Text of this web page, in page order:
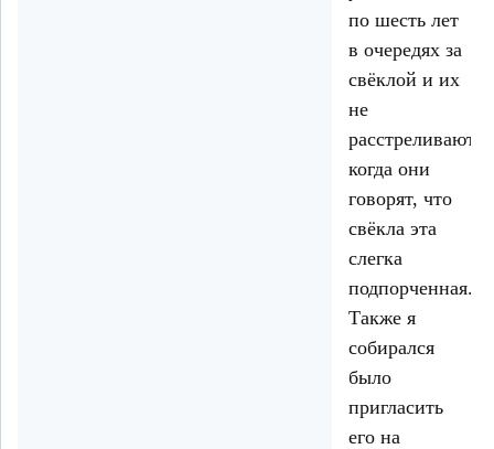
по шесть лет
в очередях за
свёклой и их
не
расстреливают,
когда они
говорят, что
свёкла эта
слегка
подпорченная.
Также я
собирался
было
пригласить
его на